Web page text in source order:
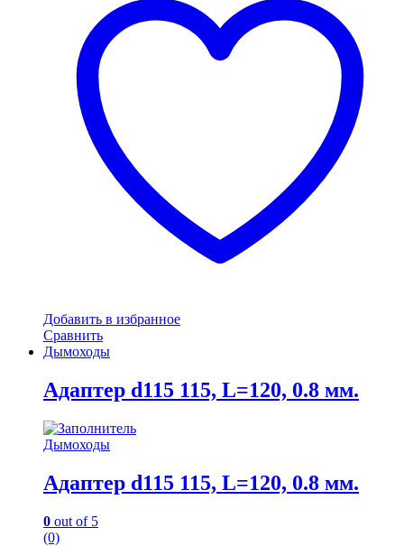
Добавить в избранное
Сравнить
Дымоходы
Адаптер d115 115, L=120, 0.8 мм.
Дымоходы
Адаптер d115 115, L=120, 0.8 мм.
0 out of 5
(0)